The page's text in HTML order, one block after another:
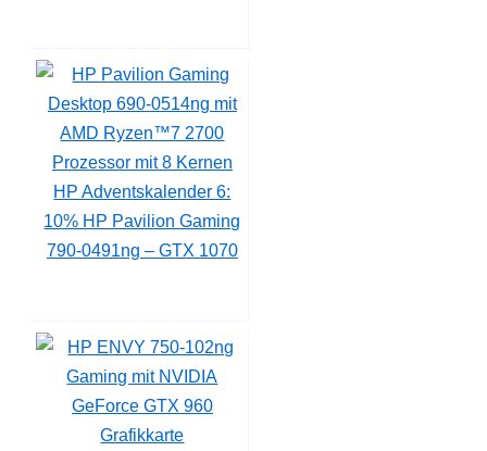
HP Adventskalender 6:
10% HP Pavilion Gaming
790-0491ng – GTX 1070